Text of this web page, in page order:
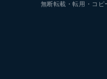
無断転載・転用・コピ